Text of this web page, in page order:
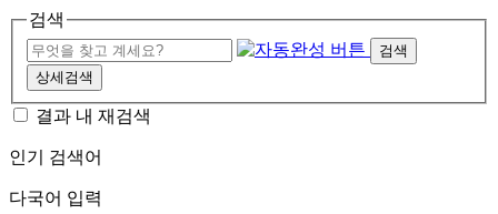
검색
검색
상세검색
결과 내 재검색
인기 검색어
다국어 입력